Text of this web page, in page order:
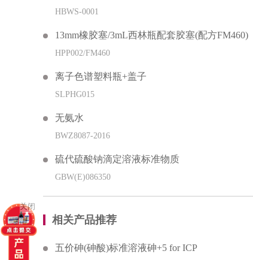
HBWS-0001
13mm橡胶塞/3mL西林瓶配套胶塞(配方FM460)
HPP002/FM460
离子色谱塑料瓶+盖子
SLPHG015
无氨水
BWZ8087-2016
硫代硫酸钠滴定溶液标准物质
GBW(E)086350
相关产品推荐
五价砷(砷酸)标准溶液砷+5 for ICP
关闭